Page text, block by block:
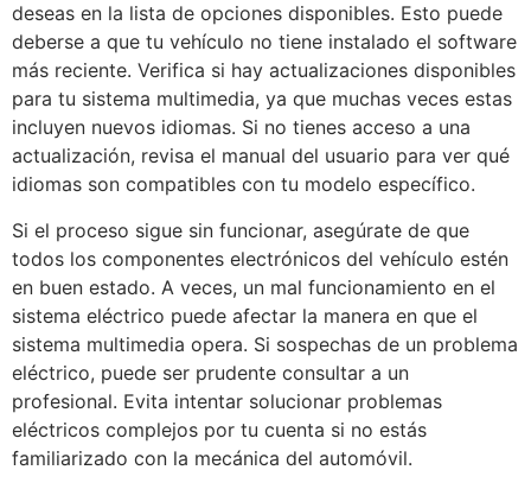
deseas en la lista de opciones disponibles. Esto puede
deberse a que tu vehículo no tiene instalado el software
más reciente. Verifica si hay actualizaciones disponibles
para tu sistema multimedia, ya que muchas veces estas
incluyen nuevos idiomas. Si no tienes acceso a una
actualización, revisa el manual del usuario para ver qué
idiomas son compatibles con tu modelo específico.
Si el proceso sigue sin funcionar, asegúrate de que
todos los componentes electrónicos del vehículo estén
en buen estado. A veces, un mal funcionamiento en el
sistema eléctrico puede afectar la manera en que el
sistema multimedia opera. Si sospechas de un problema
eléctrico, puede ser prudente consultar a un
profesional. Evita intentar solucionar problemas
eléctricos complejos por tu cuenta si no estás
familiarizado con la mecánica del automóvil.